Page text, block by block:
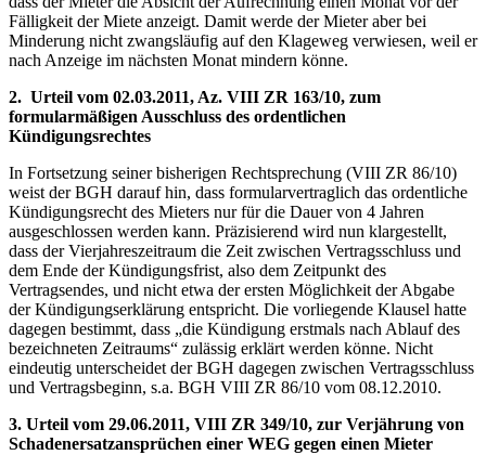
Fälligkeit der Miete anzeigt. Damit werde der Mieter aber bei
Minderung nicht zwangsläufig auf den Klageweg verwiesen, weil er
nach Anzeige im nächsten Monat mindern könne.
2. Urteil vom 02.03.2011, Az. VIII ZR 163/10, zum
formularmäßigen Ausschluss des ordentlichen
Kündigungsrechtes
In Fortsetzung seiner bisherigen Rechtsprechung (VIII ZR 86/10)
weist der BGH darauf hin, dass formularvertraglich das ordentliche
Kündigungsrecht des Mieters nur für die Dauer von 4 Jahren
ausgeschlossen werden kann. Präzisierend wird nun klargestellt,
dass der Vierjahreszeitraum die Zeit zwischen Vertragsschluss und
dem Ende der Kündigungsfrist, also dem Zeitpunkt des
Vertragsendes, und nicht etwa der ersten Möglichkeit der Abgabe
der Kündigungserklärung entspricht. Die vorliegende Klausel hatte
dagegen bestimmt, dass „die Kündigung erstmals nach Ablauf des
bezeichneten Zeitraums“ zulässig erklärt werden könne. Nicht
eindeutig unterscheidet der BGH dagegen zwischen Vertragsschluss
und Vertragsbeginn, s.a. BGH VIII ZR 86/10 vom 08.12.2010.
3. Urteil vom 29.06.2011, VIII ZR 349/10, zur Verjährung von
Schadenersatzansprüchen einer WEG gegen einen Mieter